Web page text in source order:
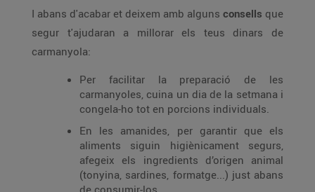
I abans d'acabar et deixem amb alguns consells que
segur t'ajudaran a millorar els teus dinars de
carmanyola:
Per facilitar la preparació de les
carmanyoles, cuina un dia de la setmana i
congela-ho tot en porcions individuals.
En les amanides, per garantir que els
aliments siguin higiènicament segurs,
afegeix els ingredients d’origen animal
(tonyina, sardines, formatge...) just abans
de consumir-los.